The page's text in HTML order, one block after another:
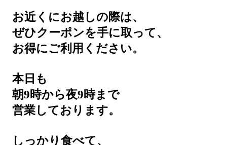
お近くにお越しの際は、
ぜひクーポンを手に取って、
お得にご利用ください。
本日も
朝9時から夜9時まで
営業しております。
しっかり食べて、